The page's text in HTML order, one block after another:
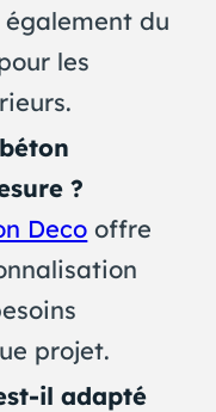
également du
les
?
Deco offre
projet.
il adapté